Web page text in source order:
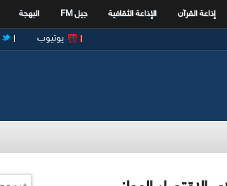
إذاعة القرآن الإذاعة الثقافية جيل FM البهجة
يوتيوب